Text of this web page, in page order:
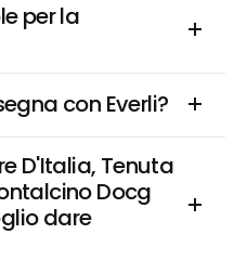
per la
con Everli?
D'Italia, Tenuta
Docg
dare